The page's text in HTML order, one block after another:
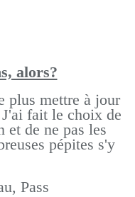
alors?
plus mettre à jour
J'ai fait le choix de
et de ne pas les
pépites s'y
Pass